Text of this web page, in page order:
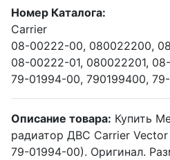
Номер Каталога:
Carrier
08-00222-00, 080022200,
08-00222-01, 080022201,
79-01994-00, 790199400,
Описание товара: Купить
радиатор ДВС Carrier
79-01994-00). Оригинал.